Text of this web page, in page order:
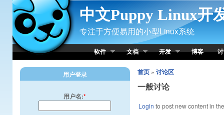
Skip to Content
中文Puppy Linux开
专注于方便易用的小型Linux系统
软件 文档 开发 博客
首页» 讨论区
一般讨论
Login to post new content in
用户登录
用户名:*